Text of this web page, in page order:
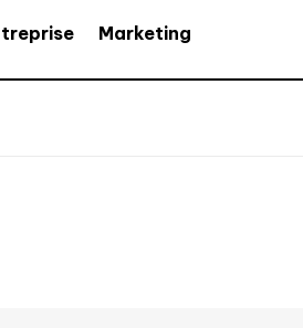
Marketing